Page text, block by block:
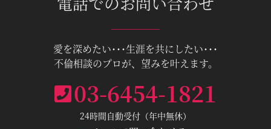
愛を深めたい･･･生涯を共にしたい･･･
不倫相談のプロが、望みを叶えます。
03-6454-1821
24時間自動受付（年中無休）